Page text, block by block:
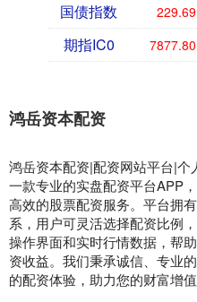
国债指数 229.69
期指IC0 7877.80
鸿岳资本配资
鸿岳资本配资|配资网站平台|
一款专业的实盘配资平台APP
高效的股票配资服务。平台拥
系，用户可灵活选择配资比例
操作界面和实时行情数据，帮
资收益。我们秉承诚信、专业
的配资体验，助力您的财富增值